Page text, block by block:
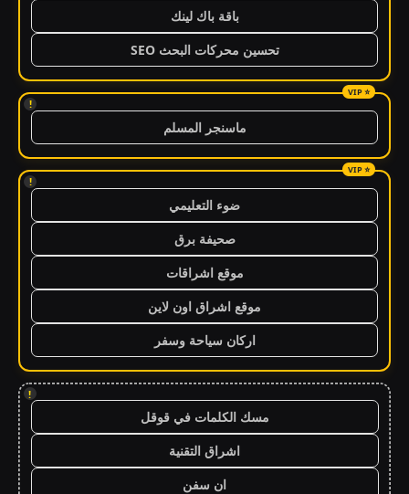
باقة باك لينك
تحسين محركات البحث SEO
!
ماسنجر المسلم
!
ضوء التعليمي
صحيفة برق
موقع اشراقات
موقع اشراق اون لاين
اركان سياحة وسفر
!
مسك الكلمات في قوقل
اشراق التقنية
ان سفن